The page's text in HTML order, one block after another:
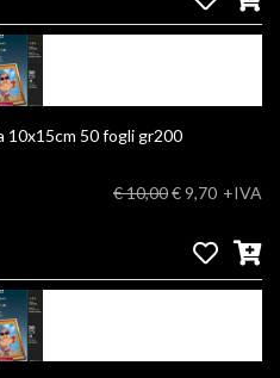
Epson Photo Good Paper Lucida 10x15cm 50 fogli gr200
€ 10,00€ 9,70 +IVA